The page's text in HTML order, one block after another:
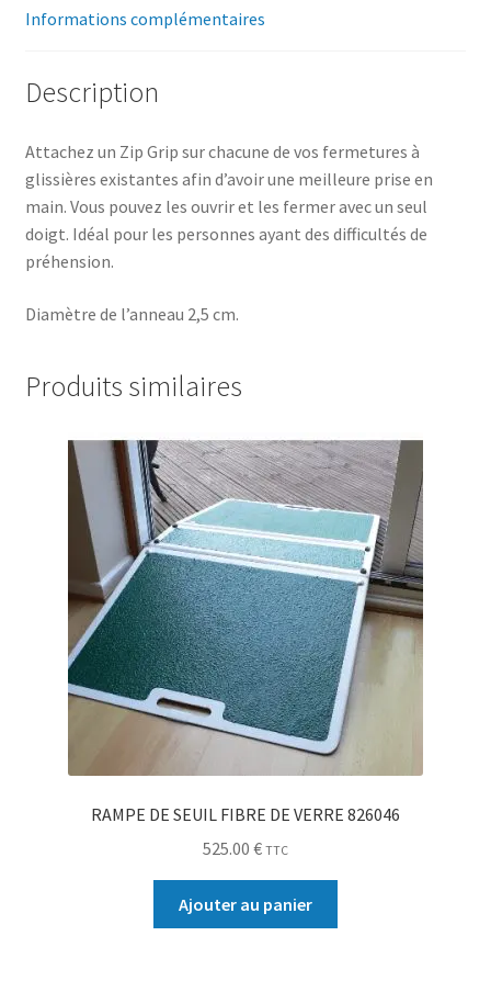
Informations complémentaires
Description
Attachez un Zip Grip sur chacune de vos fermetures à
glissières existantes afin d’avoir une meilleure prise en
main. Vous pouvez les ouvrir et les fermer avec un seul
doigt. Idéal pour les personnes ayant des difficultés de
préhension.
Diamètre de l’anneau 2,5 cm.
Produits similaires
RAMPE DE SEUIL FIBRE DE VERRE 826046
525.00 € TTC
Ajouter au panier